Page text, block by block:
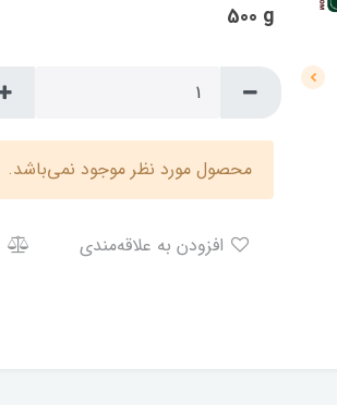
500 g
محصول مورد نظر موجود نمی‌باشد.